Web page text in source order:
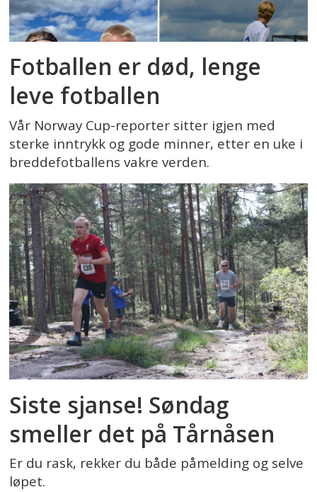
Fotballen er død, lenge
leve fotballen
Vår Norway Cup-reporter sitter igjen med
sterke inntrykk og gode minner, etter en uke i
breddefotballens vakre verden.
Siste sjanse! Søndag
smeller det på Tårnåsen
Er du rask, rekker du både påmelding og selve
løpet.